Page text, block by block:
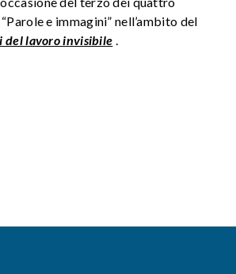
e immagini” nell’ambito del
del lavoro invisibile .